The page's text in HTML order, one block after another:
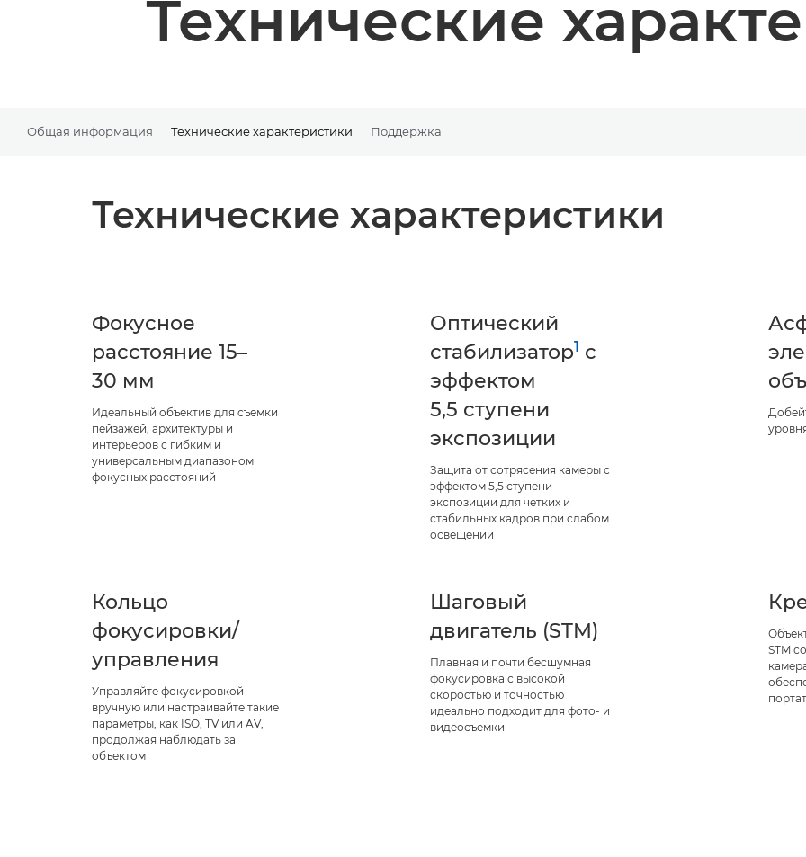
Технические
Общая информация Технические характеристики Поддержка
Технические характеристики
Фокусное
расстояние 15–
30 мм
Идеальный объектив для съемки
пейзажей, архитектуры и
интерьеров с гибким и
универсальным диапазоном
фокусных расстояний
Оптический
стабилизатор1 с
эффектом
5,5 ступени
экспозиции
Защита от сотрясения камеры с
эффектом 5,5 ступени
экспозиции для четких и
стабильных кадров при слабом
освещении
Кольцо
фокусировки/
управления
Управляйте фокусировкой
вручную или настраивайте такие
параметры, как ISO, TV или AV,
продолжая наблюдать за
объектом
Шаговый
двигатель (STM)
Плавная и почти бесшумная
фокусировка с высокой
скоростью и точностью
идеально подходит для фото- и
видеосъемки
STM